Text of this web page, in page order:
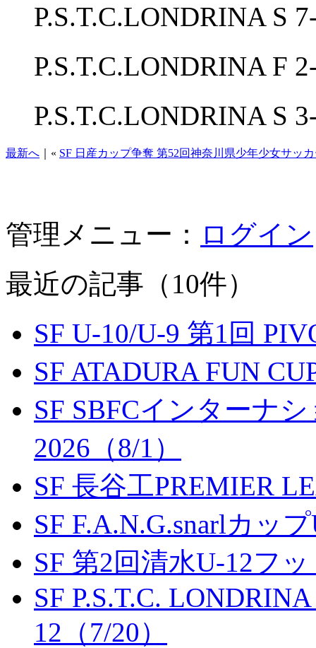
P.S.T.C.LONDRINA S
P.S.T.C.LONDRINA F
P.S.T.C.LONDRINA S
最新へ ｜« SF 日産カップ争奪 第52回神奈川県少年少女サッ
管理メニュー： ログイン
最近の記事（10件）
SF U-10/U-9 第1回
SF ATADURA FUN
SF SBFCインターナ
2026（8/1）
SF 長谷工PREMIER
SF F.A.N.G.snarlカッ
SF 第2回清水U-12フ
SF P.S.T.C.
12（7/20）